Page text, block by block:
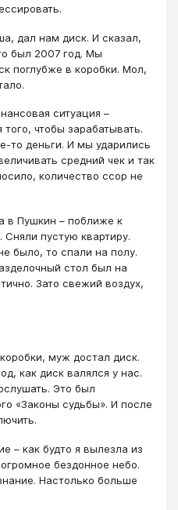
дал нам диск. И сказал,
был 2007 год. Мы
поглубже в коробки. Мол,
ситуация –
чтобы зарабатывать.
то деньги. И мы ударились
средний чек и так
количество ссор не
в Пушкин – поближе к
пустую квартиру.
было, то спали на полу.
стол был на
Зато свежий воздух,
муж достал диск.
как диск валялся у нас.
Это был
«Законы судьбы». И после
– как будто я вылезла из
бездонное небо.
Настолько больше